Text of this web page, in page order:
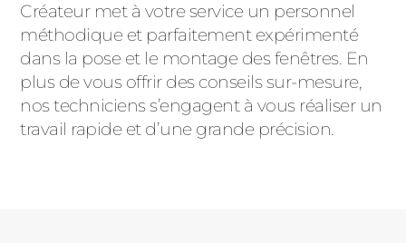
Créateur met à votre service un personnel
méthodique et parfaitement expérimenté
dans la pose et le montage des fenêtres. En
plus de vous offrir des conseils sur-mesure,
nos techniciens s’engagent à vous réaliser un
travail rapide et d’une grande précision.